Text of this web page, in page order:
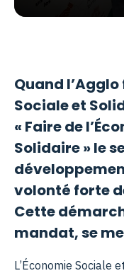
Quand
Sociale et
« Faire de
Solidaire » le
volonté forte
Cette
mandat, se
L’Économie Sociale